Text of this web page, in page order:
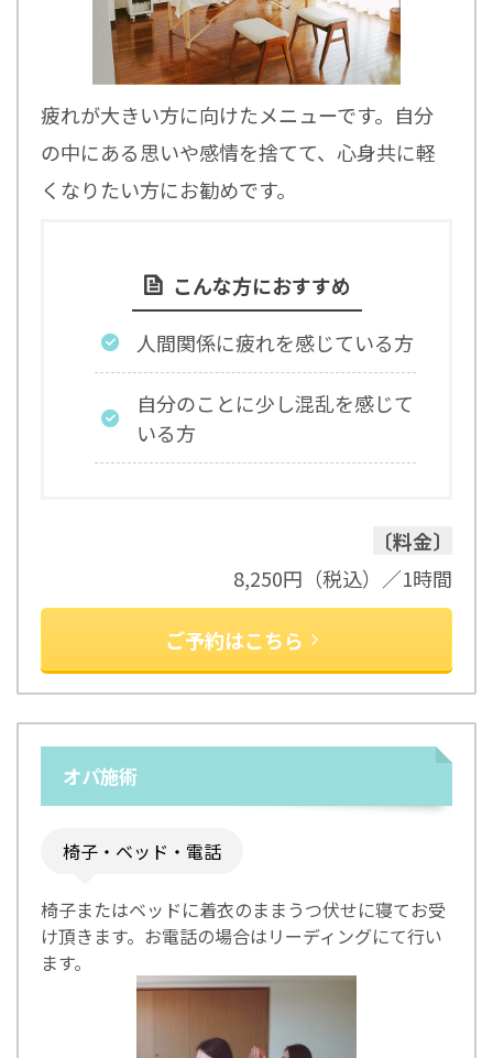
疲れが大きい方に向けたメニューです。自分
の中にある思いや感情を捨てて、心身共に軽
くなりたい方にお勧めです。
こんな方におすすめ
人間関係に疲れを感じている方
自分のことに少し混乱を感じて
いる方
〔料金〕
8,250円（税込）／1時間
ご予約はこちら
オパ施術
椅子・ベッド・電話
椅子またはベッドに着衣のままうつ伏せに寝てお受
け頂きます。お電話の場合はリーディングにて行い
ます。